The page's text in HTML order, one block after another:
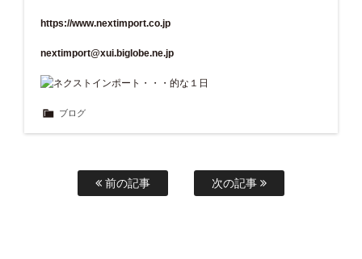
https://www.nextimport.co.jp
nextimport@xui.biglobe.ne.jp
ブログ
前の記事 次の記事